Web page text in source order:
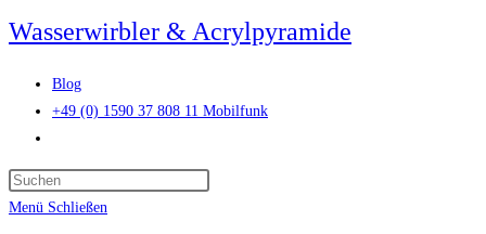
Zum
Inhalt
springen
Wasserwirbler & Acrylpyramide
Blog
+49 (0) 1590 37 808 11 Mobilfunk
umschalten
Menü Schließen